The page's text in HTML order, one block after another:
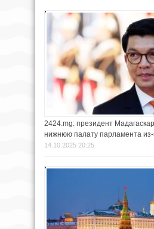
2424.mg: президент
нижнюю палату парламента из-
14.10.2025 20:25